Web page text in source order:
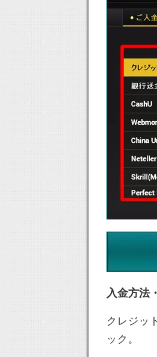
入金方法
クレジッ
ック。